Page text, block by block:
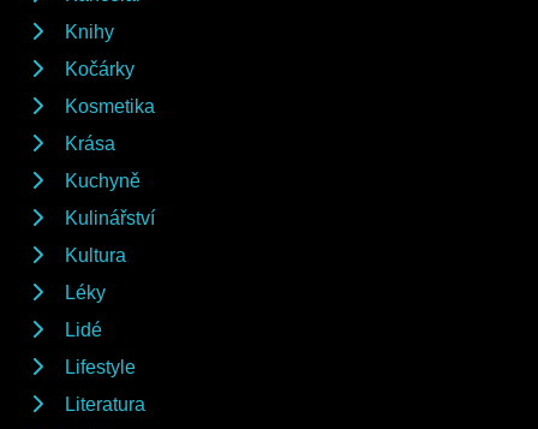
Knihy
Kočárky
Kosmetika
Krása
Kuchyně
Kulinářství
Kultura
Léky
Lidé
Lifestyle
Literatura